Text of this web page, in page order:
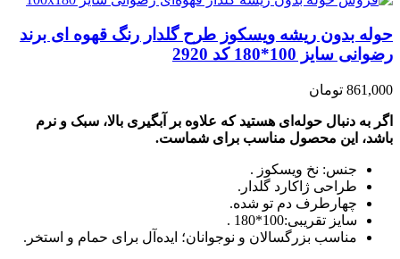
حوله بدون ریشه ویسکوز طرح گلدار رنگ قهوه ای برند
رضوانی سایز 100*180 کد 2920
861,000 تومان
اگر به دنبال حوله‌ای هستید که علاوه بر آبگیری بالا، سبک و نرم
باشد، این محصول مناسب برای شماست.
جنس: نخ ویسکوز .
طراحی ژاکارد گلدار.
چهارطرف دم تو شده.
سایز تقریبی:100*180 .
مناسب بزرگسالان و نوجوانان؛ ایده‌آل برای حمام و استخر.